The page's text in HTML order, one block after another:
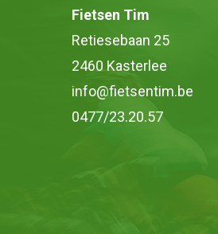
Fietsen Tim
Retiesebaan 25
2460 Kasterlee
info@fietsentim.be
0477/23.20.57